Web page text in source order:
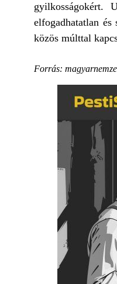
gyilkosságokért.
elfogadhatatlan
közös múlttal
Forrás: